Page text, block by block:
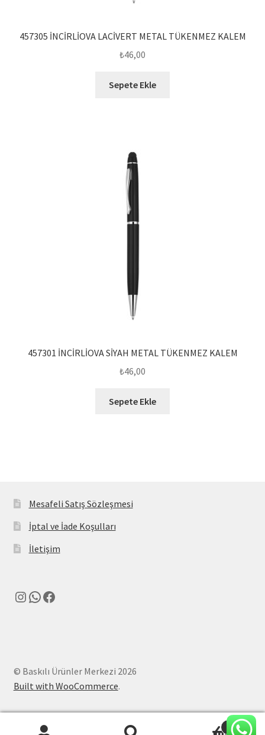
457305 İNCİRLİOVA LACİVERT METAL TÜKENMEZ KALEM
₺46,00
Sepete Ekle
457301 İNCİRLİOVA SİYAH METAL TÜKENMEZ KALEM
₺46,00
Sepete Ekle
Mesafeli Satış Sözleşmesi
İptal ve İade Koşulları
İletişim
Instagram
WhatsApp
Facebook
© Baskılı Ürünler Merkezi 2026
Built with WooCommerce.